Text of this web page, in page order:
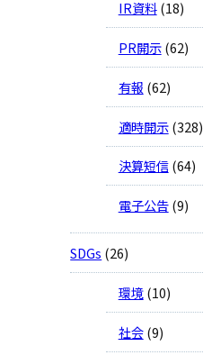
IR資料(18)
PR開示(62)
有報 (62)
適時開示(328)
決算短信(64)
電子公告(9)
SDGs (26)
環境(10)
社会(9)